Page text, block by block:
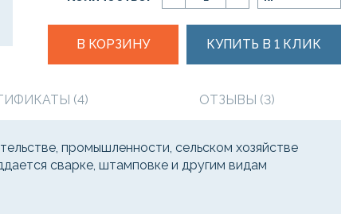
В КОРЗИНУ КУПИТЬ В 1 КЛИК
(4) ОТЗЫВЫ (3)
промышленности, сельском хозяйстве
сварке, штамповке и другим видам